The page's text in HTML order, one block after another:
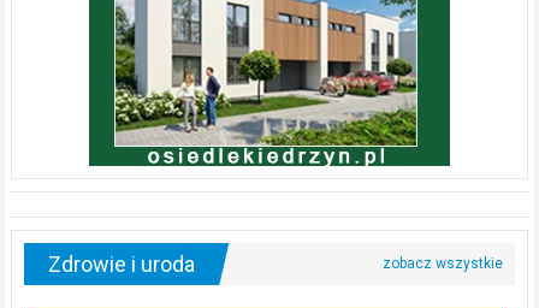
Zdrowie i uroda